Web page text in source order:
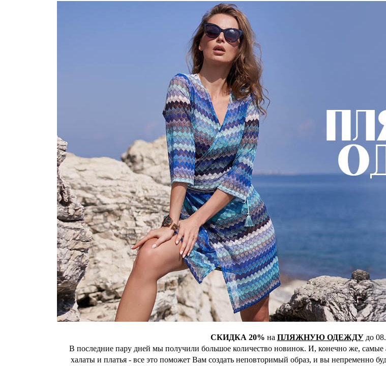
СКИДКА 20% на ПЛЯЖНУЮ ОДЕЖДУдо
В последние пару дней мы получили большое количество новинок. И, конечно же, самые
халаты и платья - все это поможет Вам создать неповторимый образ, и вы непременно